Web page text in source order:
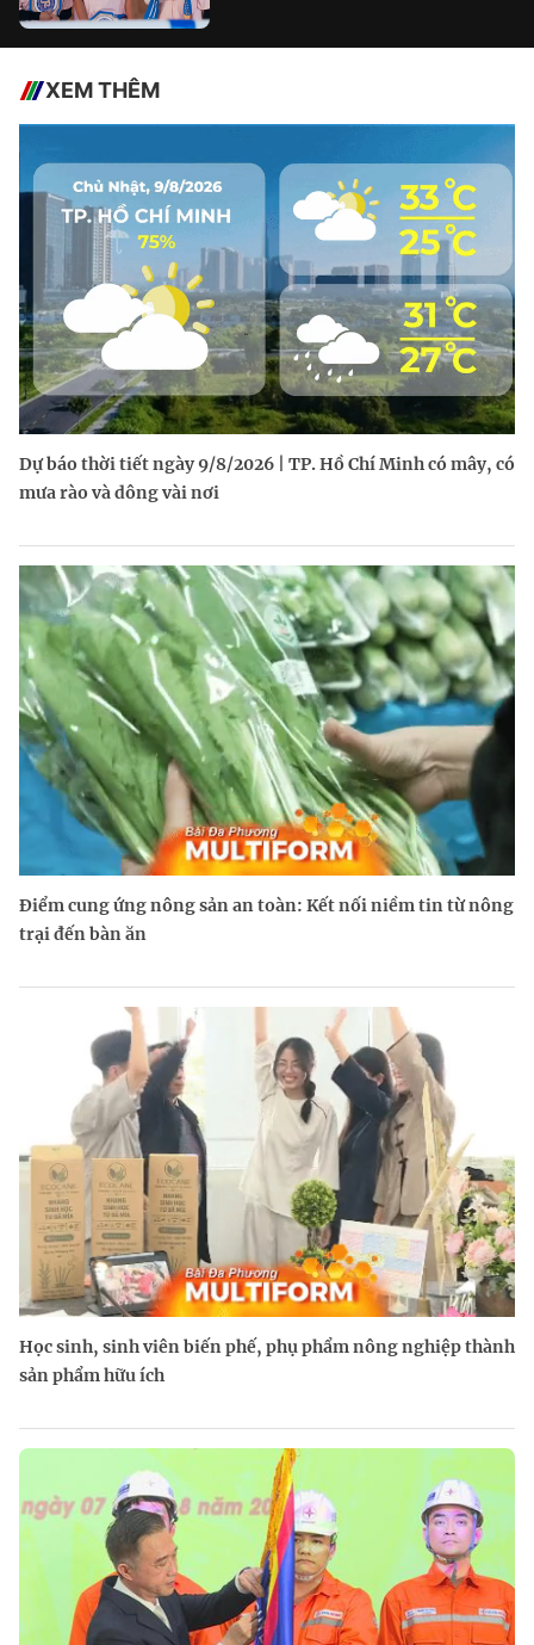
XEM THÊM
Dự báo thời tiết ngày 9/8/2026 | TP. Hồ Chí Minh có mây, có
mưa rào và dông vài nơi
Điểm cung ứng nông sản an toàn: Kết nối niềm tin từ nông
trại đến bàn ăn
Học sinh, sinh viên biến phế, phụ phẩm nông nghiệp thành
sản phẩm hữu ích